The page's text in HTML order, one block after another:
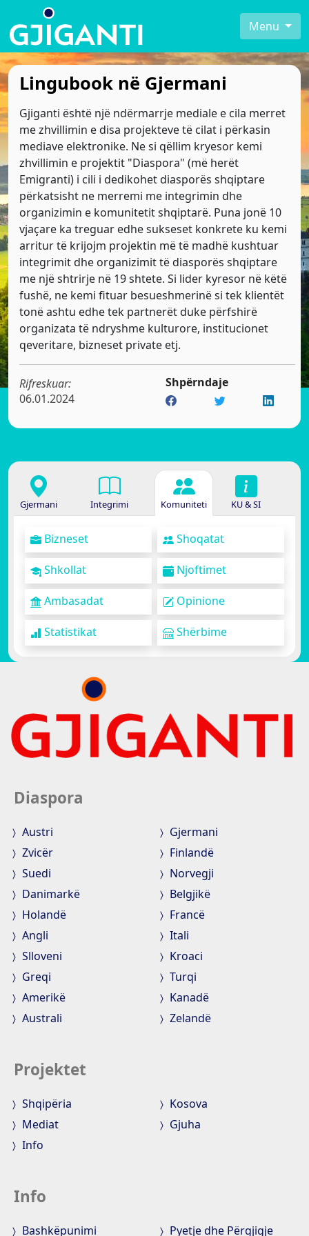
Menu
Lingubook në Gjermani
Gjiganti është një ndërmarrje mediale e cila merret
me zhvillimin e disa projekteve të cilat i përkasin
mediave elektronike. Ne si qëllim kryesor kemi
zhvillimin e projektit "Diaspora" (më herët
Emigranti) i cili i dedikohet diasporës shqiptare
përkatsisht ne merremi me integrimin dhe
organizimin e komunitetit shqiptarë. Puna jonë 10
vjaçare ka treguar edhe sukseset konkrete ku kemi
arritur të krijojm projektin më të madhë kushtuar
integrimit dhe organizimit të diasporës shqiptare
me një shtrirje në 19 shtete. Si lider kyresor në këtë
fushë, ne kemi fituar besueshmerinë si tek klientët
tonë ashtu edhe tek partnerët duke përfshirë
organizata të ndryshme kulturore, institucionet
qeveritare, bizneset private etj.
Rifreskuar:
06.01.2024
Shpërndaje
Gjermani Integrimi Komuniteti KU & SI
Bizneset Shoqatat
Shkollat Njoftimet
Ambasadat Opinione
Statistikat Shërbime
Diaspora
Austri
Gjermani
Zvicër
Finlandë
Suedi
Norvegji
Danimarkë
Belgjikë
Holandë
Francë
Angli
Itali
Slloveni
Kroaci
Greqi
Turqi
Amerikë
Kanadë
Australi
Zelandë
Projektet
Shqipëria
Kosova
Mediat
Gjuha
Info
Info
Bashkëpunimi Pyetje dhe Përgjigje